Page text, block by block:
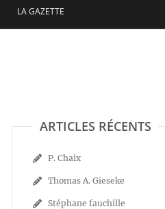
LA GAZETTE
ARTICLES RÉCENTS
P. Chaix
Thomas A. Gieseke
Stéphane fauchille